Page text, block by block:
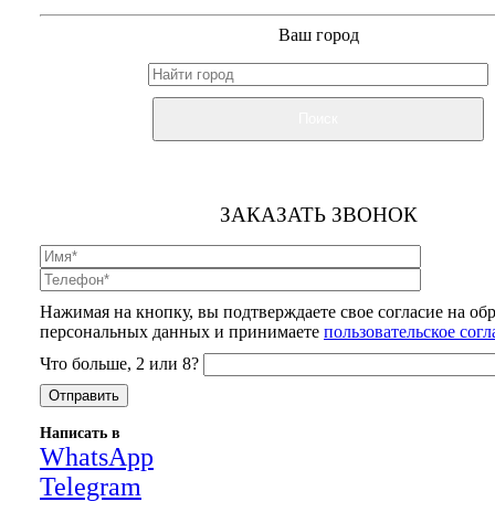
Ваш город
ЗАКАЗАТЬ ЗВОНОК
Нажимая на кнопку, вы подтверждаете свое согласие на
персональных данных и принимаете пользовательское
Что больше, 2 или 8?
Написать в
WhatsApp
Telegram